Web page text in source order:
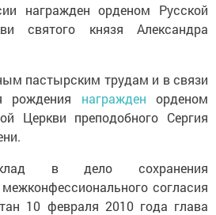
награжден орденом Русской
святого князя Александра
пастырским трудам и в связи
рождения награжден орденом
Церкви преподобного Сергия
в дело сохранения
согласия
10 февраля 2010 года глава